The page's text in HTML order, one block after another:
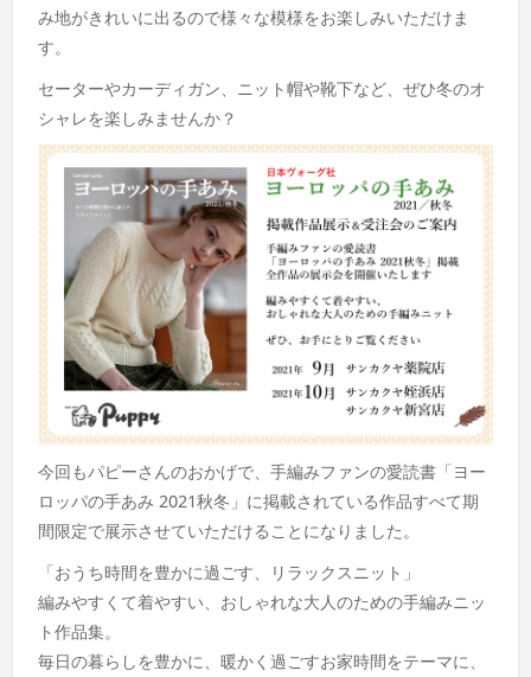
み地がきれいに出るので様々な模様をお楽しみいただけま
す。
セーターやカーディガン、ニット帽や靴下など、ぜひ冬のオ
シャレを楽しみませんか？
今回もパピーさんのおかげで、手編みファンの愛読書「ヨー
ロッパの手あみ 2021秋冬」に掲載されている作品すべて期
間限定で展示させていただけることになりました。
「おうち時間を豊かに過ごす、リラックスニット」
編みやすくて着やすい、おしゃれな大人のための手編みニッ
ト作品集。
毎日の暮らしを豊かに、暖かく過ごすお家時間をテーマに、